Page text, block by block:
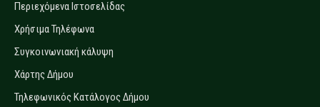
Περιεχόμενα Ιστοσελίδας
Χρήσιμα Τηλέφωνα
Συγκοινωνιακή κάλυψη
Χάρτης Δήμου
Τηλεφωνικός Κατάλογος Δήμου